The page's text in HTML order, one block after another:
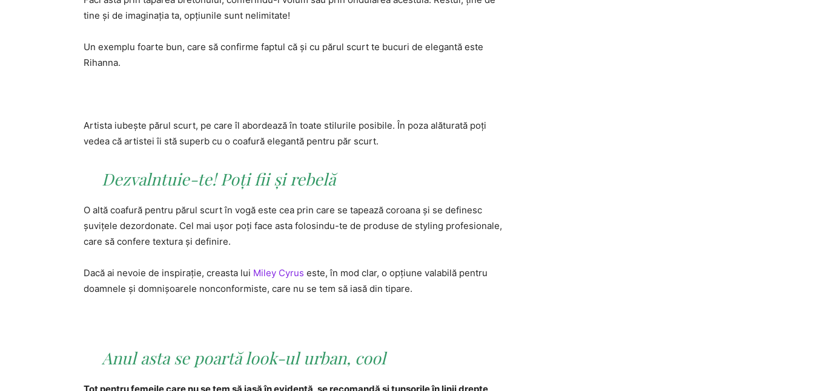
tine și de imaginaţia ta, opţiunile sunt nelimitate!
Un exemplu foarte bun, care să confirme faptul că şi cu părul scurt te bucuri de elegantă este
Rihanna.
Artista iubeşte părul scurt, pe care îl abordează în toate stilurile posibile. În poza alăturată poţi
vedea că artistei îi stă superb cu o coafură elegantă pentru păr scurt.
Dezvalntuie-te! Poţi fii şi rebelă
O altă coafură pentru părul scurt în vogă este cea prin care se tapează coroana şi se definesc
şuviţele dezordonate. Cel mai uşor poţi face asta folosindu-te de produse de styling profesionale,
care să confere textura şi definire.
Dacă ai nevoie de inspiraţie, creasta lui Miley Cyrus este, în mod clar, o opţiune valabilă pentru
doamnele şi domnişoarele nonconformiste, care nu se tem să iasă din tipare.
Anul asta se poartă look-ul urban, cool